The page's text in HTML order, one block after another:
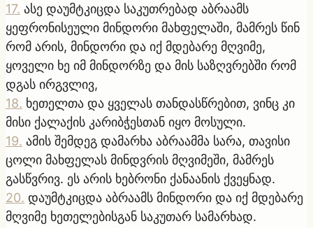
17. ასე დაუმტკიცდა საკუთრებად აბრაამს
ყეფრონისეული მინდორი მახფელაში, მამრეს წინ
რომ არის, მინდორი და იქ მდებარე მღვიმე,
ყოველი ხე იმ მინდორზე და მის საზღვრებში რომ
დგას ირგვლივ,
18. ხეთელთა და ყველას თანდასწრებით, ვინც კი
მისი ქალაქის კარიბჭესთან იყო მოსული.
19. ამის შემდეგ დამარხა აბრაამმა სარა, თავისი
ცოლი მახფელას მინდვრის მღვიმეში, მამრეს
გასწვრივ. ეს არის ხებრონი ქანაანის ქვეყნად.
20. დაუმტკიცდა აბრაამს მინდორი და იქ მდებარე
მღვიმე ხეთელებისგან საკუთარ სამარხად.